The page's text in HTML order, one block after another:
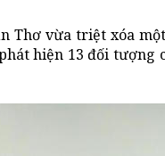
Thơ vừa triệt xóa
hiện 13 đối